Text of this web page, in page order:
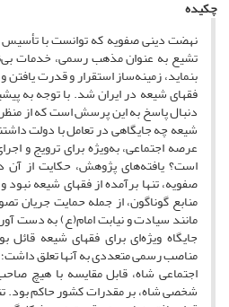
چکیده
نهضت دینی صفویه که توانست با
تشیع به ‌عنوان مذهب رسمی، خدمات
بنماید، زمینه‌ساز استقرار و قدرت
فقهای شیعه در ایران شد. با توجه به
دنبال پاسخ به این پرسش است که از
شیعه چه جایگاهی در تعامل با دولت
عرصه اجتماعی، به‌ویژه برای ترویج و
است؟ یافته‌های پژوهش، حکایت از
صفویه، تنها برآمده از فقهای شیعه نبود
منابع گوناگون، از جمله حمایت جریان
مانند سیادت و نیابت امام(ع) به دست
جایگاه ویژه‌ای برای فقهای شیعه قائل
مناصب رسمی متعددی به آنها تعلق
اجتماعی شاه، قابل ‌مقایسه با هیچ
شخصی شاه، بر مقدرات کشور حاکم بود.